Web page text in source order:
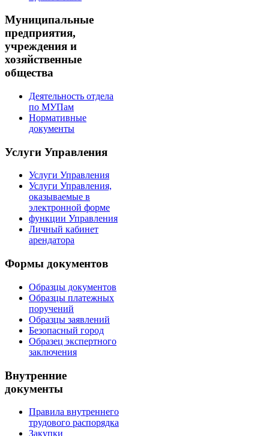
Муниципальные
предприятия,
учреждения и
хозяйственные
общества
Деятельность отдела
по МУПам
Нормативные
документы
Услуги Управления
Услуги Управления
Услуги Управления,
оказываемые в
электронной форме
функции Управления
Личный кабинет
арендатора
Формы документов
Образцы документов
Образцы платежных
поручений
Образцы заявлений
Безопасный город
Образец экспертного
заключения
Внутренние
документы
Правила внутреннего
трудового распорядка
Закупки